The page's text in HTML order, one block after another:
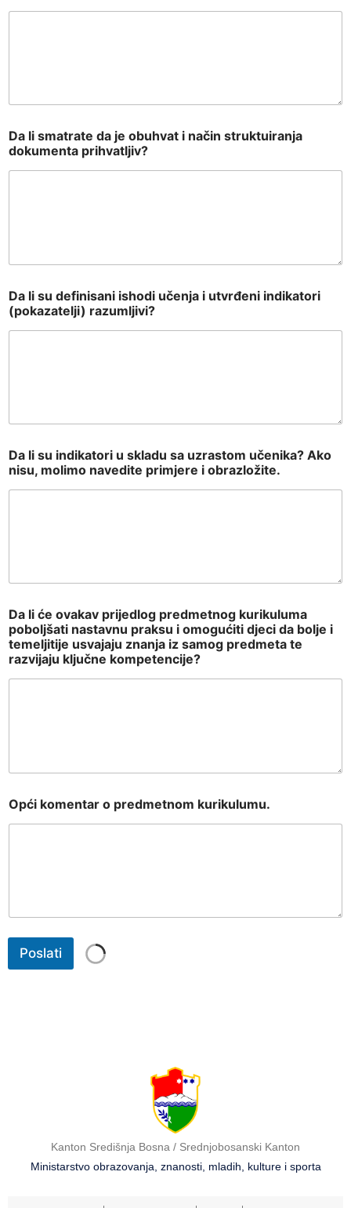
Da li smatrate da je obuhvat i način struktuiranja
dokumenta prihvatljiv?
Da li su definisani ishodi učenja i utvrđeni indikatori
(pokazatelji) razumljivi?
Da li su indikatori u skladu sa uzrastom učenika? Ako
nisu, molimo navedite primjere i obrazložite.
Da li će ovakav prijedlog predmetnog kurikuluma
poboljšati nastavnu praksu i omogućiti djeci da bolje i
temeljitije usvajaju znanja iz samog predmeta te
razvijaju ključne kompetencije?
Opći komentar o predmetnom kurikulumu.
Poslati
Kanton Središnja Bosna / Srednjobosanski Kanton
Ministarstvo obrazovanja, znanosti, mladih, kulture i sporta